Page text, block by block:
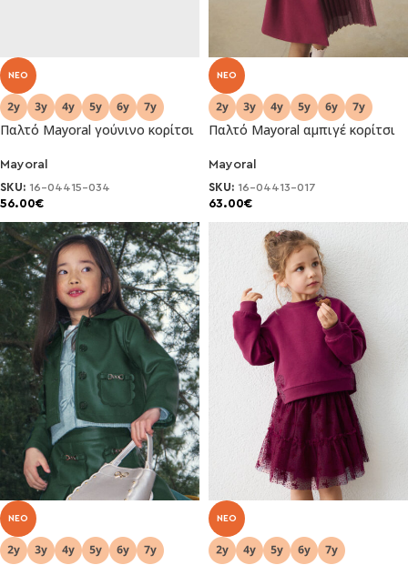
NEO
Παλτό Mayoral γούνινο κορίτσι
Mayoral
SKU: 16-04415-034
56.00€
NEO
Παλτό Mayoral αμπιγέ κορίτσι
Mayoral
SKU: 16-04413-017
63.00€
NEO NEO